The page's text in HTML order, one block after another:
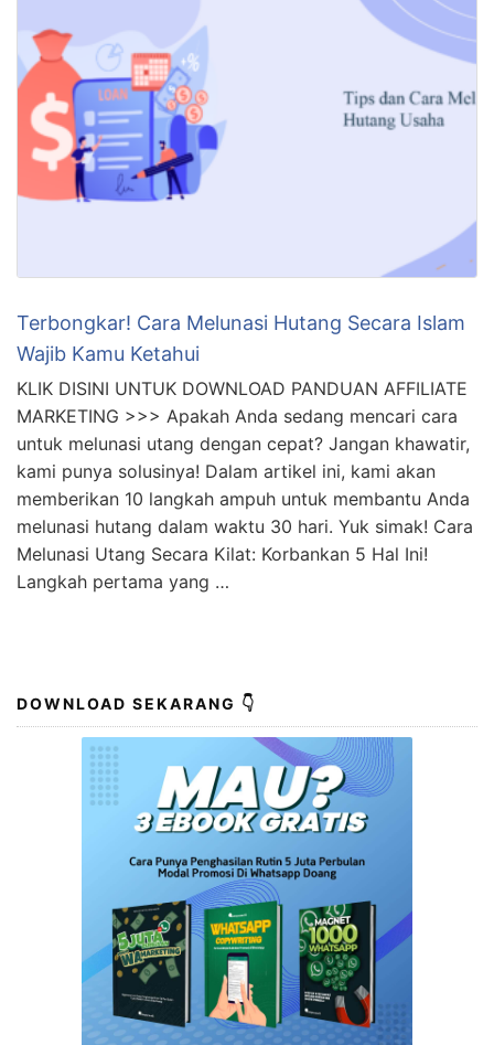
Terbongkar! Cara Melunasi Hutang Secara Islam
Wajib Kamu Ketahui
KLIK DISINI UNTUK DOWNLOAD PANDUAN AFFILIATE
MARKETING >>> Apakah Anda sedang mencari cara
untuk melunasi utang dengan cepat? Jangan khawatir,
kami punya solusinya! Dalam artikel ini, kami akan
memberikan 10 langkah ampuh untuk membantu Anda
melunasi hutang dalam waktu 30 hari. Yuk simak! Cara
Melunasi Utang Secara Kilat: Korbankan 5 Hal Ini!
Langkah pertama yang …
DOWNLOAD SEKARANG 👇